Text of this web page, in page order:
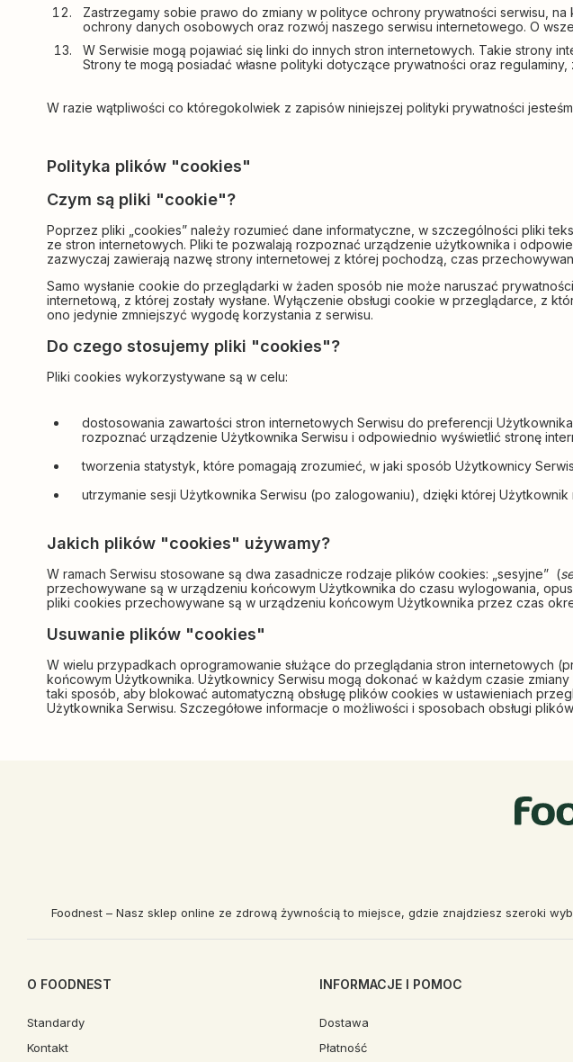
Zastrzegamy sobie prawo do zmiany w polityce ochrony prywatności serwisu,
ochrony danych osobowych oraz rozwój naszego serwisu internetowego. O
W Serwisie mogą pojawiać się linki do innych stron internetowych. Takie strony
Strony te mogą posiadać własne polityki dotyczące prywatności oraz
W razie wątpliwości co któregokolwiek z zapisów niniejszej polityki prywatności
Polityka plików "cookies"
Czym są pliki "cookie"?
Poprzez pliki „cookies” należy rozumieć dane informatyczne, w szczególności pliki
ze stron internetowych. Pliki te pozwalają rozpoznać urządzenie użytkownika i
zazwyczaj zawierają nazwę strony internetowej z której pochodzą, czas
Samo wysłanie cookie do przeglądarki w żaden sposób nie może naruszać
internetową, z której zostały wysłane. Wyłączenie obsługi cookie w przeglądarce, z
ono jedynie zmniejszyć wygodę korzystania z serwisu.
Do czego stosujemy pliki "cookies"?
Pliki cookies wykorzystywane są w celu:
dostosowania zawartości stron internetowych Serwisu do preferencji
rozpoznać urządzenie Użytkownika Serwisu i odpowiednio wyświetlić stronę
tworzenia statystyk, które pomagają zrozumieć, w jaki sposób Użytkownicy
utrzymanie sesji Użytkownika Serwisu (po zalogowaniu), dzięki której
Jakich plików "cookies" używamy?
W ramach Serwisu stosowane są dwa zasadnicze rodzaje plików cookies: „sesyjne” (
przechowywane są w urządzeniu końcowym Użytkownika do czasu wylogowania,
pliki cookies przechowywane są w urządzeniu końcowym Użytkownika przez czas
Usuwanie plików "cookies"
W wielu przypadkach oprogramowanie służące do przeglądania stron internetowych
końcowym Użytkownika. Użytkownicy Serwisu mogą dokonać w każdym czasie
taki sposób, aby blokować automatyczną obsługę plików cookies w ustawieniach
Użytkownika Serwisu. Szczegółowe informacje o możliwości i sposobach obsługi
Foodnest – Nasz sklep online ze zdrową żywnością to miejsce, gdzie znajdziesz szeroki
O FOODNEST
Standardy
Kontakt
INFORMACJE I POMOC
Dostawa
Płatność